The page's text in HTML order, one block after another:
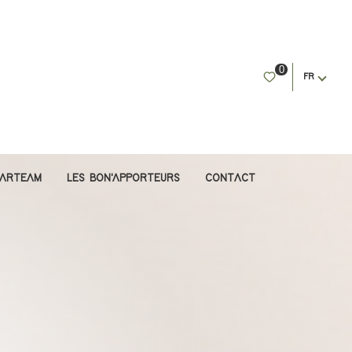
0
FR
LES BON'APPORTEURS CONTACT